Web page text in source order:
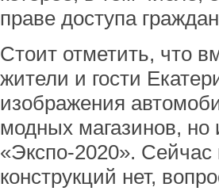
праве доступа
Стоит отметить, что
жители и гости
изображения
модных магазинов,
«Экспо-2020». Сейчас
конструкций нет,